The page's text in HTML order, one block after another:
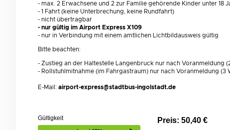
- max. 2 Erwachsene und 2 zur Familie gehörende Kinder unter 18
- 1 Fahrt (keine Unterbrechung, keine Rundfahrt)
- nicht übertragbar
- nur gültig im Airport Express X109
- nur in Verbindung mit einem amtlichen Lichtbildausweis gültig
Bitte beachten:
- Zustieg an der Haltestelle Langenbruck nur nach Voranmeldung
- Rollstuhlmitnahme (im Fahrgastraum) nur nach Voranmeldung (3
E-Mail: airport-express@stadtbus-ingolstadt.de
Gültigkeit Preis: 50,40 €